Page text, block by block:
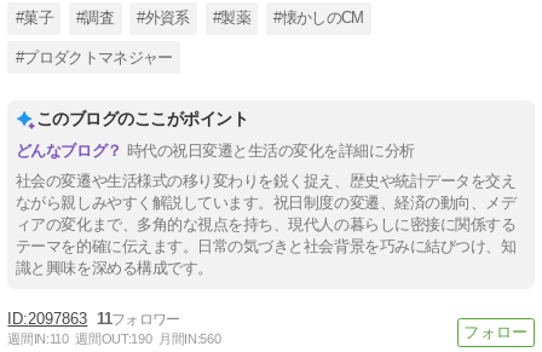
#菓子 #調査 #外資系 #製薬 #懐かしのCM
#プロダクトマネジャー
このブログのここがポイント
時代の祝日変遷と生活の変化を詳細に分析
社会の変遷や生活様式の移り変わりを鋭く捉え、歴史や統計データを交え
ながら親しみやすく解説しています。祝日制度の変遷、経済の動向、メデ
ィアの変化まで、多角的な視点を持ち、現代人の暮らしに密接に関係する
テーマを的確に伝えます。日常の気づきと社会背景を巧みに結びつけ、知
識と興味を深める構成です。
2097863 11
週間IN:110 週間OUT:190 月間IN:560